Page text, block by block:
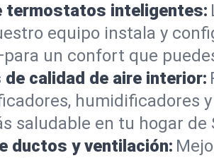
termostatos inteligentes:
equipo instala y
un confort que
de calidad de aire interior:
humidificadores
saludable en tu hogar de
ductos y ventilación: